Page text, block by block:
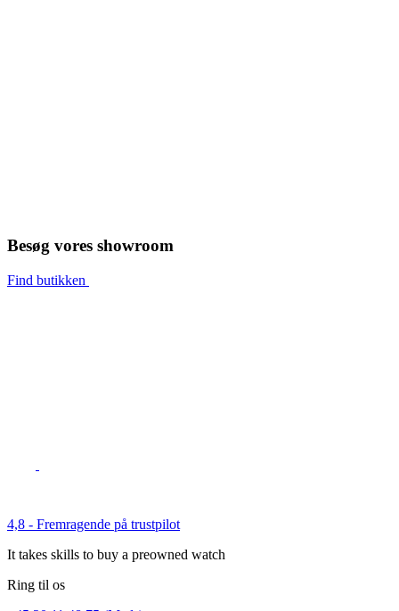
Besøg vores showroom
Find butikken
4,8 - Fremragende på trustpilot
It takes skills to buy a preowned watch
Ring til os